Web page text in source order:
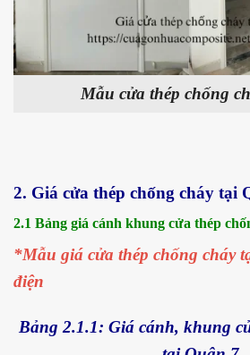
Mẫu cửa thép chống
2. Giá cửa thép chống cháy tại
2.1 Bảng giá cánh khung cửa thép
*Mẫu giá cửa thép chống cháy
điện
Bảng 2.1.1: Giá cánh, khung